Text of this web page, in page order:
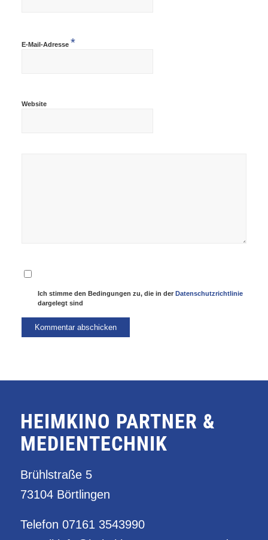
E-Mail-Adresse *
Website
Ich stimme den Bedingungen zu, die in derDatenschutzrichtlinie
dargelegt sind
HEIMKINO PARTNER &
MEDIENTECHNIK
Brühlstraße 5
73104 Börtlingen
Telefon 07161 3543990